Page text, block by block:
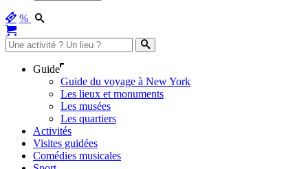
%
Guide
Guide du voyage à New York
Les lieux et monuments
Les musées
Les quartiers
Activités
Visites guidées
Comédies musicales